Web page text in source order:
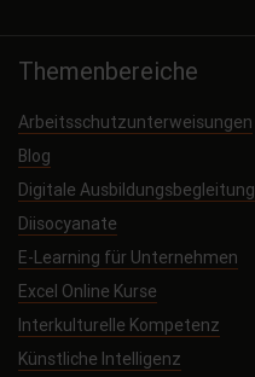
Themenbereiche
Arbeitsschutzunterweisungen
Blog
Digitale Ausbildungsbegleitung
Diisocyanate
E-Learning für Unternehmen
Excel Online Kurse
Interkulturelle Kompetenz
Künstliche Intelligenz